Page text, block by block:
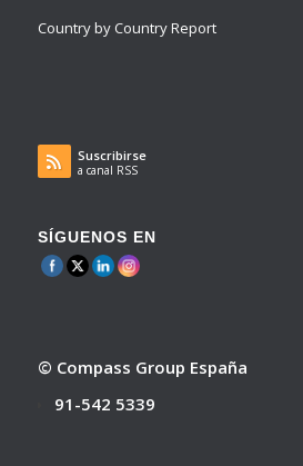
Country by Country Report
Suscribirse
a canal RSS
SÍGUENOS EN
© Compass Group España
91-542 5339